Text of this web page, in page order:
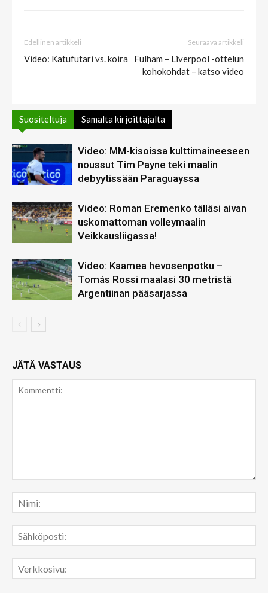
Edellinen artikkeli
Video: Katufutari vs. koira
Seuraava artikkeli
Fulham – Liverpool -ottelun
kohokohdat – katso video
Suositeltuja Samalta kirjoittajalta
Video: MM-kisoissa kulttimaineeseen
noussut Tim Payne teki maalin
debyytissään Paraguayssa
Video: Roman Eremenko tälläsi aivan
uskomattoman volleymaalin
Veikkausliigassa!
Video: Kaamea hevosenpotku –
Tomás Rossi maalasi 30 metristä
Argentiinan pääsarjassa
JÄTÄ VASTAUS